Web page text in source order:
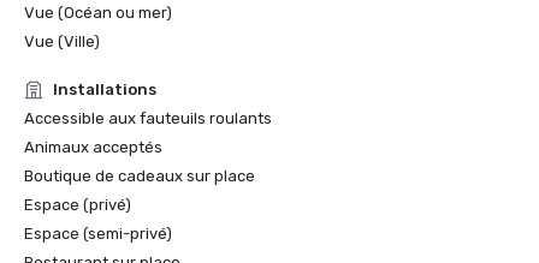
Vue (Océan ou mer)
Vue (Ville)
Installations
Accessible aux fauteuils roulants
Animaux acceptés
Boutique de cadeaux sur place
Espace (privé)
Espace (semi-privé)